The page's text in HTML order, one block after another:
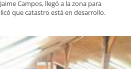
Campos, llegó a la zona para
que catastro está en desarrollo.